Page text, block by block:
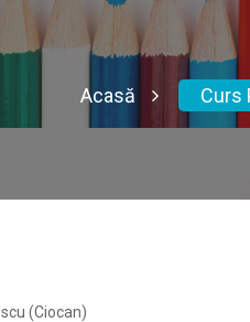
Acasă Curs
(Ciocan)